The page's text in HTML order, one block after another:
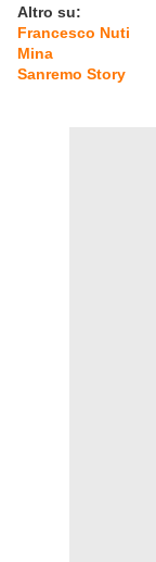
Altro su:
Francesco Nuti
Mina
Sanremo Story